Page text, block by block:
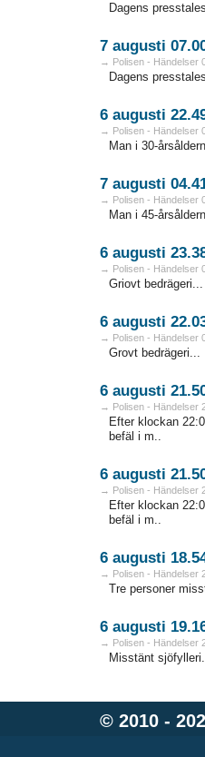
Dagens
7 augusti
→ Polisen - Händelser
Dagens
6 augusti
→ Polisen - Händelser
Man i 30-
7 augusti
→ Polisen - Händelser
Man i 45-
6 augusti
→ Polisen - Händelser
Griovt bedrägeri...
6 augusti
→ Polisen - Händelser
Grovt bedrägeri...
6 augusti
→ Polisen - Händelser
Efter klockan
befäl i m..
6 augusti
→ Polisen - Händelser
Efter klockan
befäl i m..
6 augusti
→ Polisen - Händelser
Tre personer
6 augusti
→ Polisen - Händelser
Misstänt sjöfylleri...
© 2010 -